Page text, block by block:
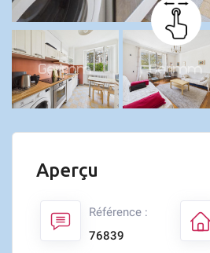
Aperçu
Référence :
76839